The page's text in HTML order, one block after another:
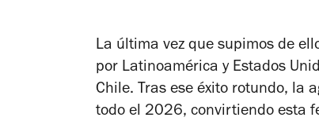
La última vez que supimos de
por Latinoamérica y Estados
Chile. Tras ese éxito rotundo, la
todo el 2026, convirtiendo esta